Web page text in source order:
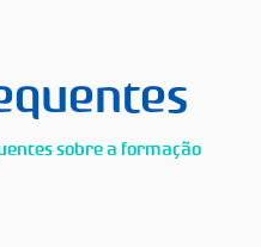
sobre a formação